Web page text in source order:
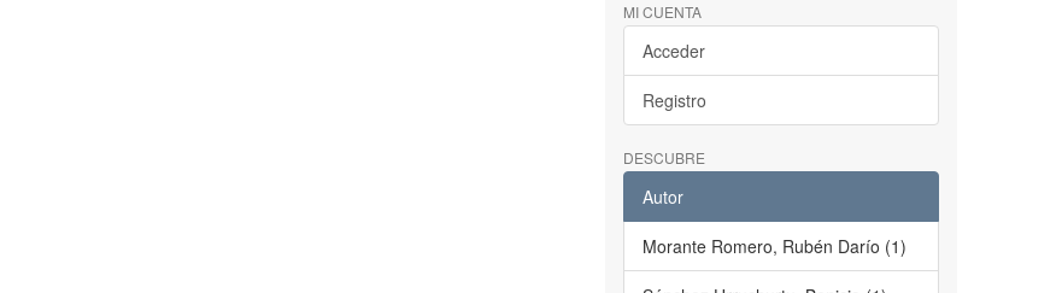
MI CUENTA
Acceder
Registro
DESCUBRE
Autor
Morante Romero, Rubén Darío (1)